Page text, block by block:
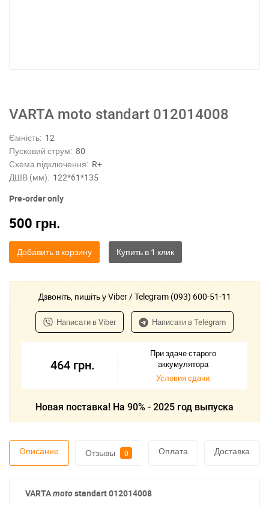
VARTA moto standart 012014008
Ємність: 12
Пусковий струм: 80
Схема підключення: R+
ДШВ (мм): 122*61*135
Pre-order only
500 грн.
Добавить в корзину
Дзвоніть, пишіть у Viber / Telegram (093) 600-51-11
Написати в Viber Написати в Telegram
464 грн.
При здаче старого
аккумулятора
Условия сдачи
Новая поставка! На 90% - 2025 год выпуска
Описание Отзывы 0 Оплата Доставка
VARTAmotostandart012014008